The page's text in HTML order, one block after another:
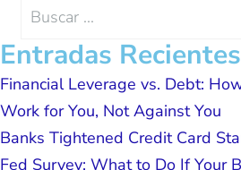
possible because of J Miller, and I am
Search
Entradas Recientes
Financial Leverage vs. Debt:
Work for You, Not Against You
Banks Tightened Credit Card
Fed Survey: What to Do If Your